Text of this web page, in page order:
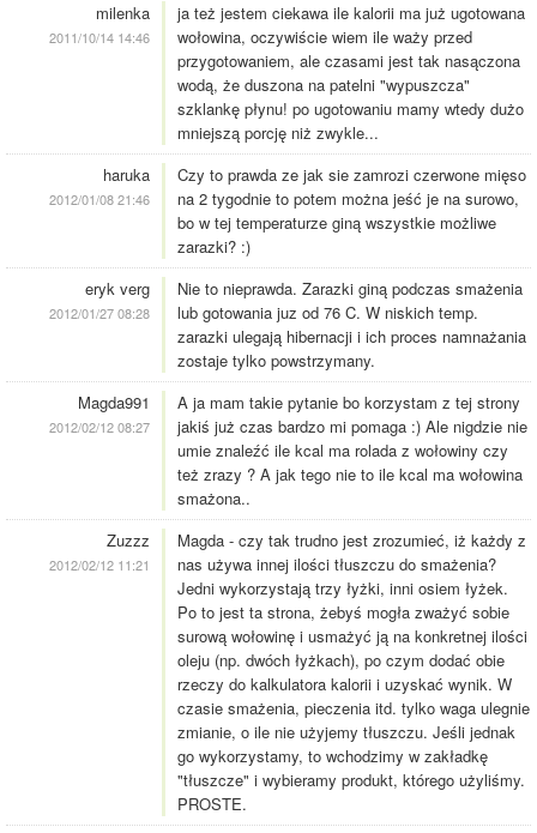
milenka
2011/10/14 14:46
ja też jestem ciekawa ile kalorii ma już ugotowana
wołowina, oczywiście wiem ile waży przed
przygotowaniem, ale czasami jest tak nasączona
wodą, że duszona na patelni "wypuszcza"
szklankę płynu! po ugotowaniu mamy wtedy dużo
mniejszą porcję niż zwykle...
haruka
2012/01/08 21:46
Czy to prawda ze jak sie zamrozi czerwone mięso
na 2 tygodnie to potem można jeść je na surowo,
bo w tej temperaturze giną wszystkie możliwe
zarazki? :)
eryk verg
2012/01/27 08:28
Nie to nieprawda. Zarazki giną podczas smażenia
lub gotowania juz od 76 C. W niskich temp.
zarazki ulegają hibernacji i ich proces namnażania
zostaje tylko powstrzymany.
Magda991
2012/02/12 08:27
A ja mam takie pytanie bo korzystam z tej strony
jakiś już czas bardzo mi pomaga :) Ale nigdzie nie
umie znaleźć ile kcal ma rolada z wołowiny czy
też zrazy ? A jak tego nie to ile kcal ma wołowina
smażona..
Zuzzz
2012/02/12 11:21
Magda - czy tak trudno jest zrozumieć, iż każdy z
nas używa innej ilości tłuszczu do smażenia?
Jedni wykorzystają trzy łyżki, inni osiem łyżek.
Po to jest ta strona, żebyś mogła zważyć sobie
surową wołowinę i usmażyć ją na konkretnej ilości
oleju (np. dwóch łyżkach), po czym dodać obie
rzeczy do kalkulatora kalorii i uzyskać wynik. W
czasie smażenia, pieczenia itd. tylko waga ulegnie
zmianie, o ile nie użyjemy tłuszczu. Jeśli jednak
go wykorzystamy, to wchodzimy w zakładkę
"tłuszcze" i wybieramy produkt, którego użyliśmy.
PROSTE.